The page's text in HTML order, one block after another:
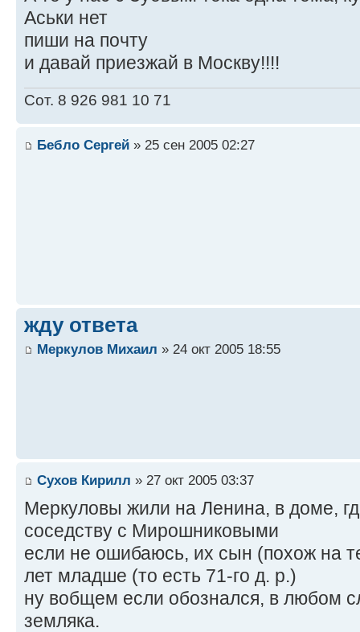
Аськи нет
пиши на почту
и давай приезжай в Москву!!!!
Сот. 8 926 981 10 71
Бебло Сергей » 25 сен 2005 02:27
жду ответа
Меркулов Михаил » 24 окт 2005 18:55
Сухов Кирилл » 27 окт 2005 03:37
Меркуловы жили на Ленина, в доме,
соседству с Мирошниковыми
если не ошибаюсь, их сын (похож на
лет младше (то есть 71-го д. р.)
ну вобщем если обознался, в любом
земляка.